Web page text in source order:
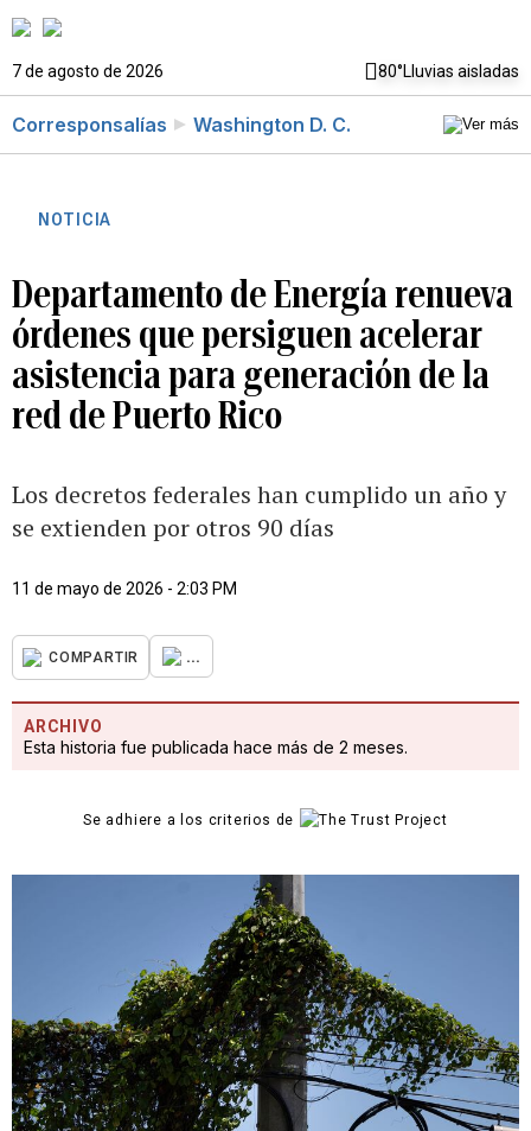
7 de agosto de 2026 80°Lluvias aisladas
Corresponsalías Washington D. C.
NOTICIA
Departamento de Energía renueva
órdenes que persiguen acelerar
asistencia para generación de la
red de Puerto Rico
Los decretos federales han cumplido un año y
se extienden por otros 90 días
11 de mayo de 2026 - 2:03 PM
COMPARTIR ...
ARCHIVO
Esta historia fue publicada hace más de 2 meses.
Se adhiere a los criterios de